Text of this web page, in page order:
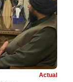
Actual